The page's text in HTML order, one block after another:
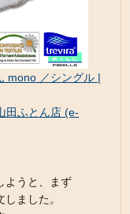
mono ／シングル |
田ふとん店 (e-
ようと、まず
ました。